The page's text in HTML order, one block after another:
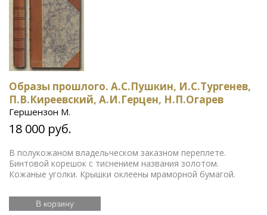
Образы прошлого. А.С.Пушкин, И.С.Тургенев,
П.В.Киреевский, А.И.Герцен, Н.П.Огарев
Гершензон М.
18 000 руб.
В полукожаном владельческом заказном переплете.
Бинтовой корешок с тиснением названия золотом.
Кожаные уголки. Крышки оклеены мраморной бумагой.
В корзину